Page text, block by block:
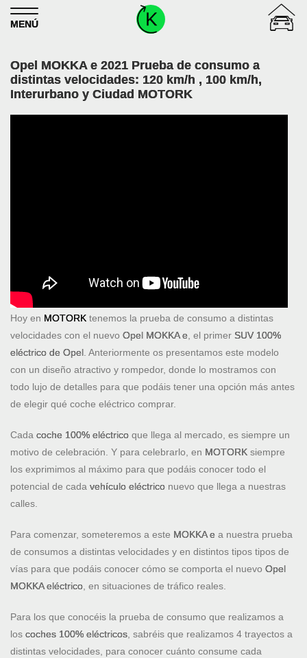
Skip to content
MENÚ
Opel MOKKA e 2021 Prueba de consumo a
distintas velocidades: 120 km/h , 100 km/h,
Interurbano y Ciudad MOTORK
Hoy en MOTORK tenemos la prueba de consumo a distintas
velocidades con el nuevo Opel MOKKA e, el primer SUV 100%
eléctrico de Opel. Anteriormente os presentamos este modelo
con un diseño atractivo y rompedor, donde lo mostramos con
todo lujo de detalles para que podáis tener una opción más antes
de elegir qué coche eléctrico comprar.
Cada coche 100% eléctrico que llega al mercado, es siempre un
motivo de celebración. Y para celebrarlo, en MOTORK siempre
los exprimimos al máximo para que podáis conocer todo el
potencial de cada vehículo eléctrico nuevo que llega a nuestras
calles.
Para comenzar, someteremos a este MOKKA e a nuestra prueba
de consumos a distintas velocidades y en distintos tipos tipos de
vías para que podáis conocer cómo se comporta el nuevo Opel
MOKKA eléctrico, en situaciones de tráfico reales.
Para los que conocéis la prueba de consumo que realizamos a
los coches 100% eléctricos, sabréis que realizamos 4 trayectos a
distintas velocidades, para conocer cuánto consume cada